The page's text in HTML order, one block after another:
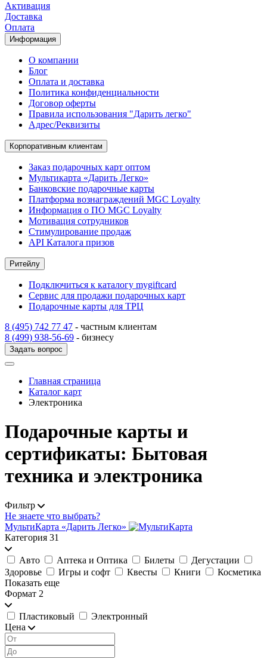
Активация
Доставка
Оплата
Информация
О компании
Блог
Оплата и доставка
Политика конфиденциальности
Договор оферты
Правила использования "Дарить легко"
Адрес/Реквизиты
Корпоративным клиентам
Заказ подарочных карт оптом
Мультикарта «Дарить Легко»
Банковские подарочные карты
Платформа вознаграждений MGC Loyalty
Информация о ПО MGC Loyalty
Мотивация сотрудников
Стимулирование продаж
API Каталога призов
Ритейлу
Подключиться к каталогу mygiftcard
Сервис для продажи подарочных карт
Подарочные карты для ТРЦ
8 (495) 742 77 47 - частным клиентам
8 (499) 938-56-69 - бизнесу
Задать вопрос
Главная страница
Каталог карт
Электроника
Подарочные карты и
сертификаты: Бытовая
техника и электроника
Фильтр
Не знаете что выбрать?
МультиКарта «Дарить Легко»
Категория 31
Авто Аптека и Оптика Билеты
Дегустации
Здоровье
Игры и софт Квесты Книги
Косметика
Показать еще
Формат 2
Пластиковый
Электронный
Цена